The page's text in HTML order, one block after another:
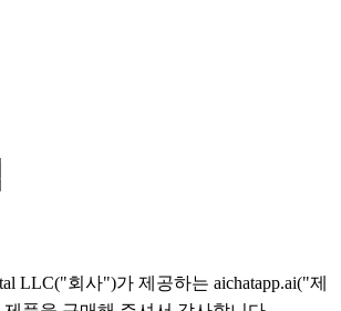
LLC("회사")가 제공하는 aichatapp.ai("제